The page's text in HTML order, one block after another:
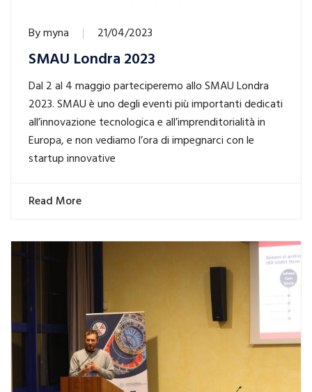
Bymyna 21/04/2023
SMAU Londra 2023
Dal 2 al 4 maggio parteciperemo allo SMAU Londra
2023. SMAU è uno degli eventi più importanti dedicati
all’innovazione tecnologica e all’imprenditorialità in
Europa, e non vediamo l’ora di impegnarci con le
startup innovative
Read More